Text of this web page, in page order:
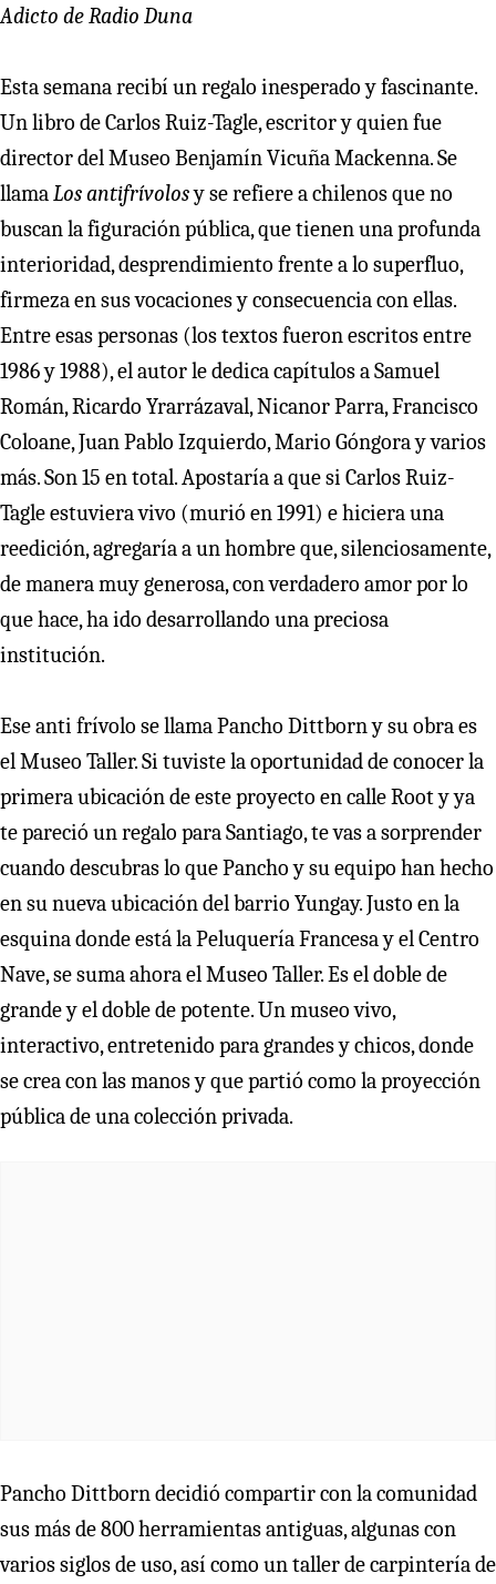
Adicto de Radio Duna
Esta semana recibí un regalo inesperado y fascinante.
Un libro de Carlos Ruiz-Tagle, escritor y quien fue
director del Museo Benjamín Vicuña Mackenna. Se
llamaLos antifrívolosy se refiere a chilenos que no
buscan la figuración pública, que tienen una profunda
interioridad, desprendimiento frente a lo superfluo,
firmeza en sus vocaciones y consecuencia con ellas.
Entre esas personas (los textos fueron escritos entre
1986 y 1988), el autor le dedica capítulos a Samuel
Román, Ricardo Yrarrázaval, Nicanor Parra, Francisco
Coloane, Juan Pablo Izquierdo, Mario Góngora y varios
más. Son 15 en total. Apostaría a que si Carlos Ruiz-
Tagle estuviera vivo (murió en 1991) e hiciera una
reedición, agregaría a un hombre que, silenciosamente,
de manera muy generosa, con verdadero amor por lo
que hace, ha ido desarrollando una preciosa
institución.
Ese anti frívolo se llama Pancho Dittborn y su obra es
el Museo Taller. Si tuviste la oportunidad de conocer la
primera ubicación de este proyecto en calle Root y ya
te pareció un regalo para Santiago, te vas a sorprender
cuando descubras lo que Pancho y su equipo han hecho
en su nueva ubicación del barrio Yungay. Justo en la
esquina donde está la Peluquería Francesa y el Centro
Nave, se suma ahora el Museo Taller. Es el doble de
grande y el doble de potente. Un museo vivo,
interactivo, entretenido para grandes y chicos, donde
se crea con las manos y que partió como la proyección
pública de una colección privada.
Pancho Dittborn decidió compartir con la comunidad
sus más de 800 herramientas antiguas, algunas con
varios siglos de uso, así como un taller de carpintería de